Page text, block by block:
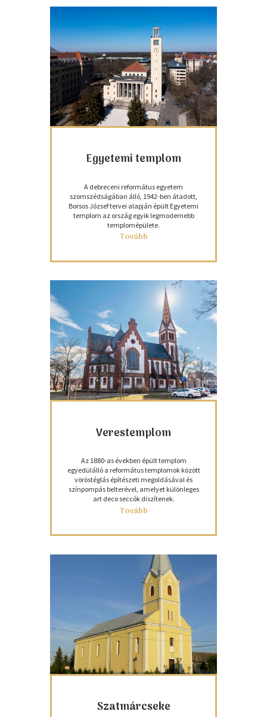
Egyetemi templom
A debreceni református egyetem
szomszédságában álló, 1942-ben átadott,
Borsos József tervei alapján épült Egyetemi
templom az ország egyik legmodernebb
templomépülete.
Tovább
Verestemplom
Az 1880-as években épült templom
egyedülálló a református templomok között
vöröstéglás építészeti megoldásával és
színpompás belterével, amelyet különleges
art deco seccók diszítenek.
Tovább
Szatmárcseke